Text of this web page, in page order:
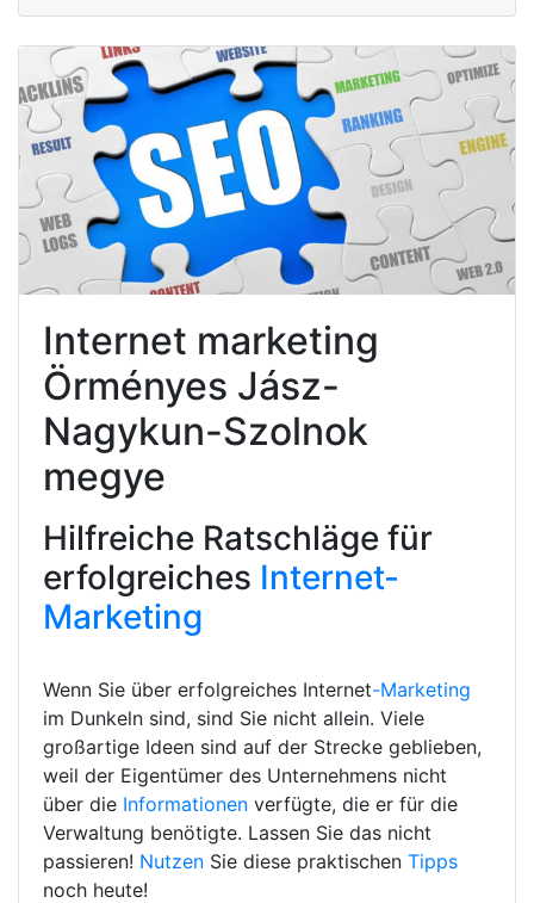
Internet marketing
Örményes Jász-
Nagykun-Szolnok
megye
Hilfreiche Ratschläge für
erfolgreiches Internet-
Marketing
Wenn Sie über erfolgreiches Internet-Marketing
im Dunkeln sind, sind Sie nicht allein. Viele
großartige Ideen sind auf der Strecke geblieben,
weil der Eigentümer des Unternehmens nicht
über die Informationen verfügte, die er für die
Verwaltung benötigte. Lassen Sie das nicht
passieren! Nutzen Sie diese praktischen Tipps
noch heute!